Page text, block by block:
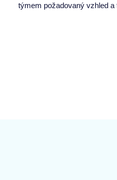
týmem požadovaný vzhled a